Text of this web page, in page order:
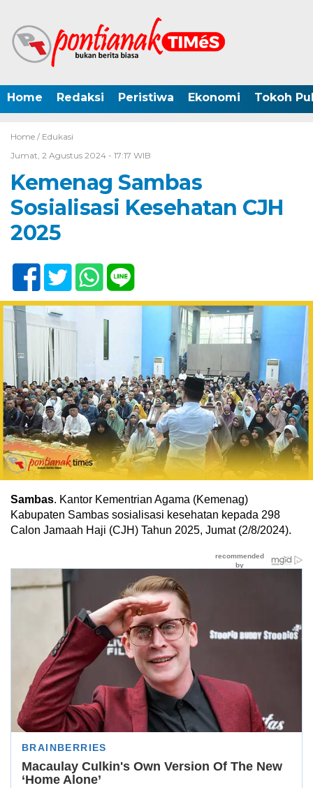
Home Redaksi Peristiwa Ekonomi Tokoh
Home / Edukasi
Jumat, 2 Agustus 2024 - 17:17 WIB
Kemenag Sambas
Sosialisasi Kesehatan CJH
2025
Sambas. Kantor Kementrian Agama (Kemenag)
Kabupaten Sambas sosialisasi kesehatan kepada 298
Calon Jamaah Haji (CJH) Tahun 2025, Jumat (2/8/2024).